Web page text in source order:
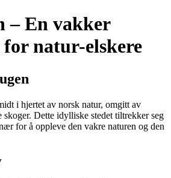
– En vakker
for natur-elskere
i hjertet av norsk natur, omgitt av
skoger. Dette idylliske stedet tiltrekker seg
for å oppleve den vakre naturen og den